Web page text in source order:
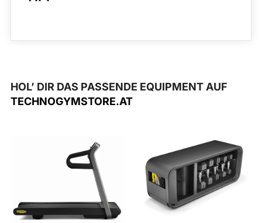
HOL’ DIR DAS PASSENDE EQUIPMENT AUF
TECHNOGYMSTORE.AT